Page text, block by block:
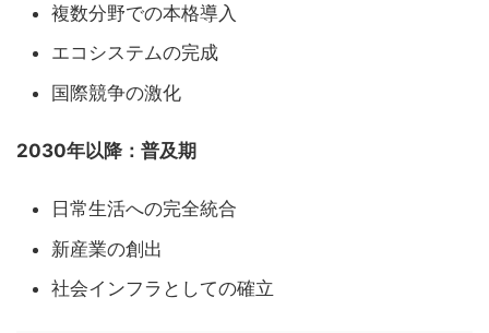
複数分野での本格導入
エコシステムの完成
国際競争の激化
2030年以降：普及期
日常生活への完全統合
新産業の創出
社会インフラとしての確立